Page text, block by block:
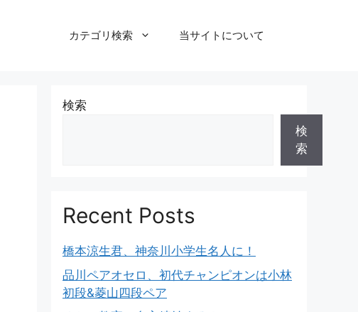
カテゴリ検索 当サイトについて
検索
検
索
Recent Posts
橋本涼生君、神奈川小学生名人に！
品川ペアオセロ、初代チャンピオンは小林
初段&菱山四段ペア